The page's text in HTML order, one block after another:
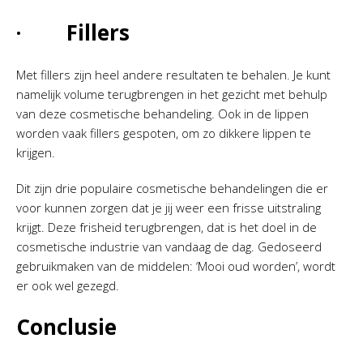
· Fillers
Met fillers zijn heel andere resultaten te behalen. Je kunt
namelijk volume terugbrengen in het gezicht met behulp
van deze cosmetische behandeling. Ook in de lippen
worden vaak fillers gespoten, om zo dikkere lippen te
krijgen.
Dit zijn drie populaire cosmetische behandelingen die er
voor kunnen zorgen dat je jij weer een frisse uitstraling
krijgt. Deze frisheid terugbrengen, dat is het doel in de
cosmetische industrie van vandaag de dag. Gedoseerd
gebruikmaken van de middelen: ‘Mooi oud worden’, wordt
er ook wel gezegd.
Conclusie